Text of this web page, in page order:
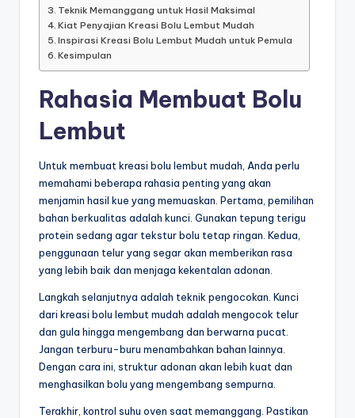
Teknik Memanggang untuk Hasil Maksimal
Kiat Penyajian Kreasi Bolu Lembut Mudah
Inspirasi Kreasi Bolu Lembut Mudah untuk Pemula
Kesimpulan
Rahasia Membuat Bolu
Lembut
Untuk membuat kreasi bolu lembut mudah, Anda perlu
memahami beberapa rahasia penting yang akan
menjamin hasil kue yang memuaskan. Pertama, pemilihan
bahan berkualitas adalah kunci. Gunakan tepung terigu
protein sedang agar tekstur bolu tetap ringan. Kedua,
penggunaan telur yang segar akan memberikan rasa
yang lebih baik dan menjaga kekentalan adonan.
Langkah selanjutnya adalah teknik pengocokan. Kunci
dari kreasi bolu lembut mudah adalah mengocok telur
dan gula hingga mengembang dan berwarna pucat.
Jangan terburu-buru menambahkan bahan lainnya.
Dengan cara ini, struktur adonan akan lebih kuat dan
menghasilkan bolu yang mengembang sempurna.
Terakhir, kontrol suhu oven saat memanggang. Pastikan